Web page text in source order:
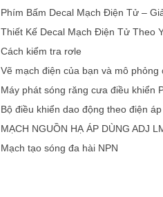
Phím Bấm Decal Mạch Điện Tử –
Thiết Kế Decal Mạch Điện Tử Theo
Cách kiểm tra rơle
Vẽ mạch điện của bạn và mô
Máy phát sóng răng cưa điều khiển
Bộ điều khiển dao động theo điện áp
MẠCH NGUỒN HẠ ÁP DÙNG ADJ
Mạch tạo sóng đa hài NPN